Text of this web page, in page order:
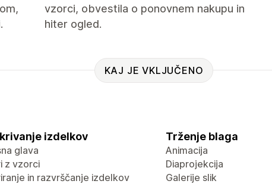
vzorci, obvestila o ponovnem nakupu in
hiter ogled.
KAJ JE VKLJUČENO
izdelkov
glava
z vzorci
in razvrščanje izdelkov
Trženje blaga
Animacija
Diaprojekcija
Galerije slik